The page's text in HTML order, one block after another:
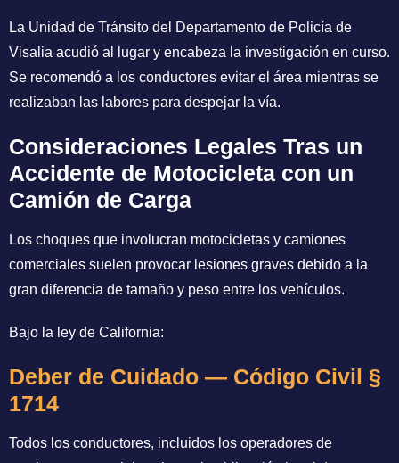
La Unidad de Tránsito del Departamento de Policía de
Visalia acudió al lugar y encabeza la investigación en curso.
Se recomendó a los conductores evitar el área mientras se
realizaban las labores para despejar la vía.
Consideraciones Legales Tras un
Accidente de Motocicleta con un
Camión de Carga
Los choques que involucran motocicletas y camiones
comerciales suelen provocar lesiones graves debido a la
gran diferencia de tamaño y peso entre los vehículos.
Bajo la ley de California:
Deber de Cuidado — Código Civil §
1714
Todos los conductores, incluidos los operadores de